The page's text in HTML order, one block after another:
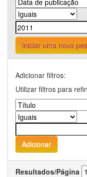
Iniciar uma nova
Adicionar filtros:
Utilizar filtros para
Resultados/Página